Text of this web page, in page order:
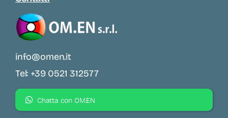
info@omen.it
Tel: +39 0521 312577
Chatta con OM.EN